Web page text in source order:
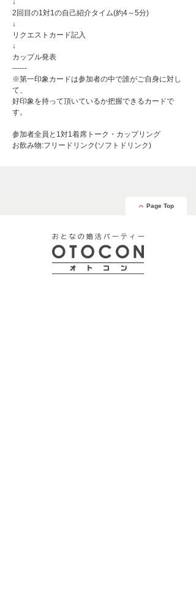
↓
2回目の1対1の自己紹介タイム(約4～5分)
↓
リクエストカード記入
↓
カップル発表
------
※第一印象カードは参加者の中で誰がご自身に対し
て、
好印象を持って頂いているか把握できるカードで
す。
参加者全員と1対1着席トーク・カップリング
お飲み物:フリードリンク(ソフトドリンク)
Page Top